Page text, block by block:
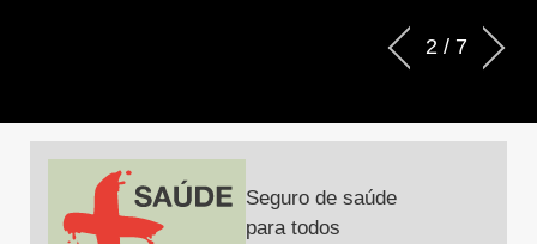
2/ 7
Seguro de saúde
para todos